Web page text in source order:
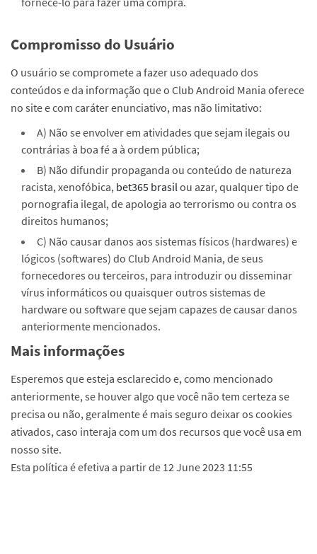
Compromisso do Usuário
O usuário se compromete a fazer uso adequado dos
conteúdos e da informação que o Club Android Mania oferece
no site e com caráter enunciativo, mas não limitativo:
A) Não se envolver em atividades que sejam ilegais ou
contrárias à boa fé a à ordem pública;
B) Não difundir propaganda ou conteúdo de natureza
racista, xenofóbica, bet365 brasilou azar, qualquer tipo de
pornografia ilegal, de apologia ao terrorismo ou contra os
direitos humanos;
C) Não causar danos aos sistemas físicos (hardwares) e
lógicos (softwares) do Club Android Mania, de seus
fornecedores ou terceiros, para introduzir ou disseminar
vírus informáticos ou quaisquer outros sistemas de
hardware ou software que sejam capazes de causar danos
anteriormente mencionados.
Mais informações
Esperemos que esteja esclarecido e, como mencionado
anteriormente, se houver algo que você não tem certeza se
precisa ou não, geralmente é mais seguro deixar os cookies
ativados, caso interaja com um dos recursos que você usa em
nosso site.
Esta política é efetiva a partir de 12 June 2023 11:55